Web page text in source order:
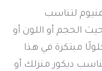
لتناسب
الحجم أو اللون أو
مبتكرة في هذا
ديكور منزلك أو